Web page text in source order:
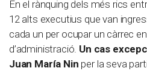
En el rànquing dels més rics
12 alts executius que van
cada un per ocupar un càrrec
d’administració. Un cas
Juan María Nin per la seva